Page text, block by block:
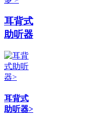
耳背式
助听器
耳背式
助听器>